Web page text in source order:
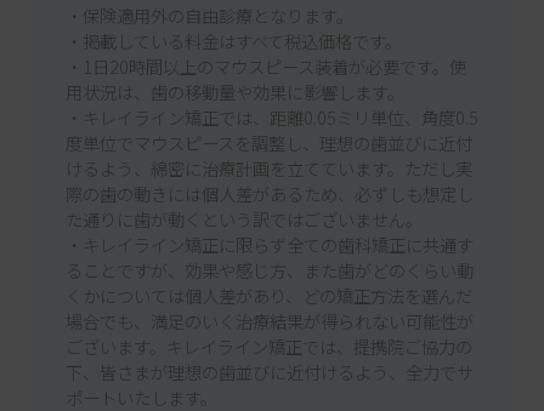
・保険適用外の自由診療となります。
・掲載している料金はすべて税込価格です。
・1日20時間以上のマウスピース装着が必要です。使
用状況は、歯の移動量や効果に影響します。
・キレイライン矯正では、距離0.05ミリ単位、角度0.5
度単位でマウスピースを調整し、理想の歯並びに近付
けるよう、綿密に治療計画を立てています。ただし実
際の歯の動きには個人差があるため、必ずしも想定し
た通りに歯が動くという訳ではございません。
・キレイライン矯正に限らず全ての歯科矯正に共通す
ることですが、効果や感じ方、また歯がどのくらい動
くかについては個人差があり、どの矯正方法を選んだ
場合でも、満足のいく治療結果が得られない可能性が
ございます。キレイライン矯正では、提携院ご協力の
下、皆さまが理想の歯並びに近付けるよう、全力でサ
ポートいたします。